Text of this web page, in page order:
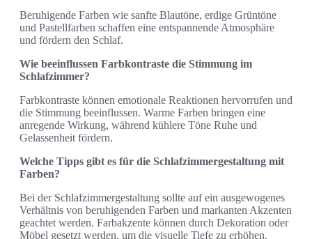
Beruhigende Farben wie sanfte Blautöne, erdige Grüntöne
und Pastellfarben schaffen eine entspannende Atmosphäre
und fördern den Schlaf.
Wie beeinflussen Farbkontraste die Stimmung im
Schlafzimmer?
Farbkontraste können emotionale Reaktionen hervorrufen und
die Stimmung beeinflussen. Warme Farben bringen eine
anregende Wirkung, während kühlere Töne Ruhe und
Gelassenheit fördern.
Welche Tipps gibt es für die Schlafzimmergestaltung mit
Farben?
Bei der Schlafzimmergestaltung sollte auf ein ausgewogenes
Verhältnis von beruhigenden Farben und markanten Akzenten
geachtet werden. Farbakzente können durch Dekoration oder
Möbel gesetzt werden, um die visuelle Tiefe zu erhöhen.